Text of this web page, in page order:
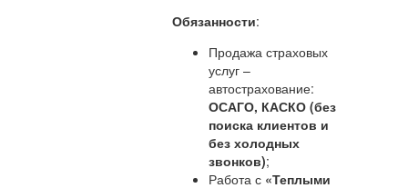
Обязанности:
Продажа страховых
услуг –
автострахование:
ОСАГО, КАСКО (без
поиска клиентов и
без холодных
звонков);
Работа с «Теплыми